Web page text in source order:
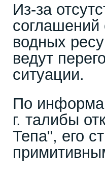
Из-за
водных
ведут
ситуации.
По
г. талибы
Тепа", его